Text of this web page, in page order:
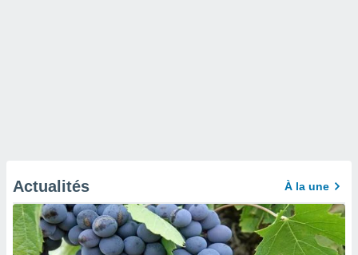
Actualités À la une